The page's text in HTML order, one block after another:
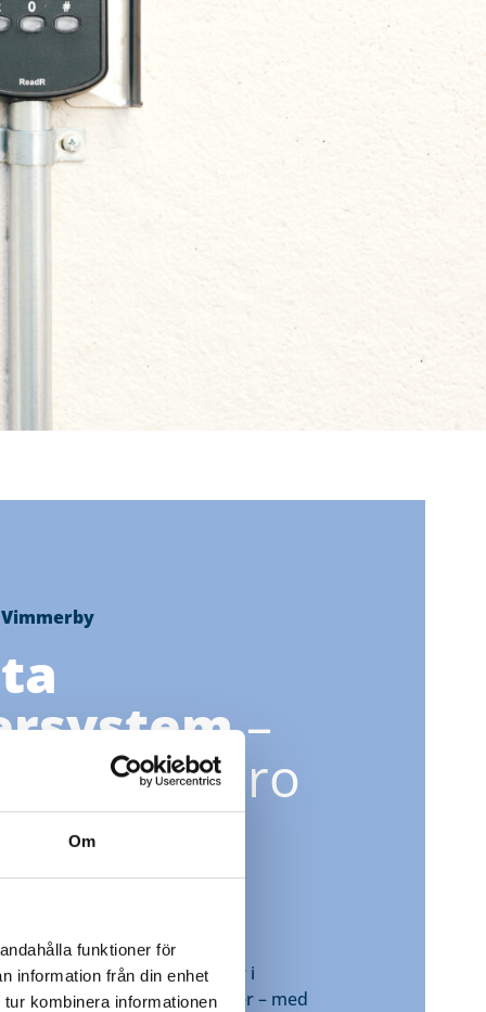
Om
funktioner för
information från din enhet
kombinera informationen
Vimmerby
–
närvaro
i Vimmerby
och hållbara
bostadsrättsföreningar,
kommunala verksamheter i
trygga och effektiva miljöer – med